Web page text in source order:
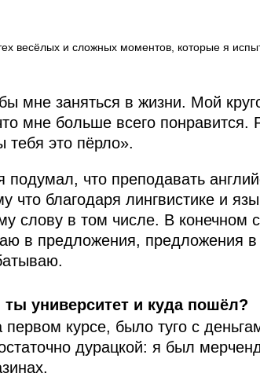
весёлых и сложных моментов, которые я
мне заняться в жизни. Мой
мне больше всего понравится.
тебя это пёрло».
что преподавать
что благодаря лингвистике и
слову в том числе. В конечном
в предложения, предложения
университет и куда пошёл?
курсе, было туго с
дурацкой: я был